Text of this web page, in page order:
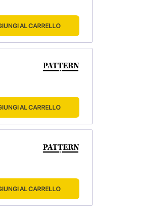
AL CARRELLO
AL CARRELLO
AL CARRELLO